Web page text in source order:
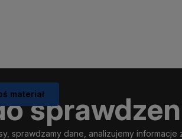
sprawdzamy dane, analizujemy informacje
materiał